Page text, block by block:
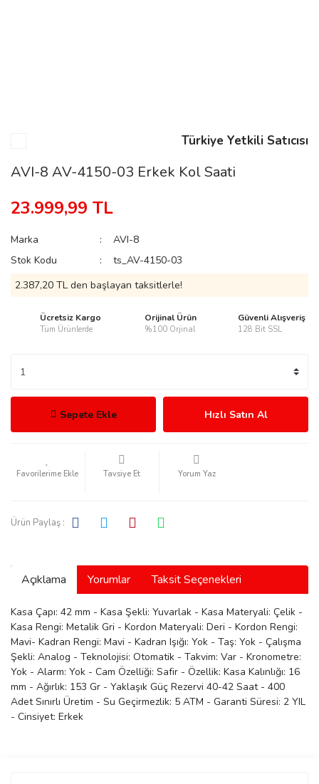
Manoir
Türkiye Yetkili Satıcısı
AVI-8 AV-4150-03 Erkek Kol Saati
23.999,99 TL
Marka
AVI-8
Stok Kodu
ts_AV-4150-03
2.387,20 TL den başlayan taksitlerle!
Ücretsiz Kargo
Tüm Ürünlerde
Orijinal Ürün
%100 Orjinal
Güvenli Alışveriş
128 Bit SSL
Sepete Ekle Hızlı Satın Al
Tavsiye Et Yorum Yaz
Ürün Paylaş :
Açıklama Yorumlar Taksit Seçenekleri
Kasa Çapı: 42 mm - Kasa Şekli: Yuvarlak - Kasa Materyali: Çelik -
Kasa Rengi: Metalik Gri - Kordon Materyali: Deri - Kordon Rengi:
Mavi- Kadran Rengi: Mavi - Kadran Işığı: Yok - Taş: Yok - Çalışma
Şekli: Analog - Teknolojisi: Otomatik - Takvim: Var - Kronometre:
Yok - Alarm: Yok - Cam Özelliği: Safir - Özellik: Kasa Kalınlığı: 16
mm - Ağırlık: 153 Gr - Yaklaşık Güç Rezervi 40-42 Saat - 400
Adet Sınırlı Üretim - Su Geçirmezlik: 5 ATM - Garanti Süresi: 2 YIL
- Cinsiyet: Erkek